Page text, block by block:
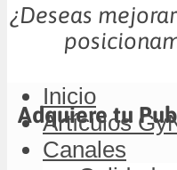
¿Deseas
Adquiere tu
Inicio
Artículos
Canales